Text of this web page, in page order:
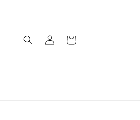
Bejelentkezés
Kosár